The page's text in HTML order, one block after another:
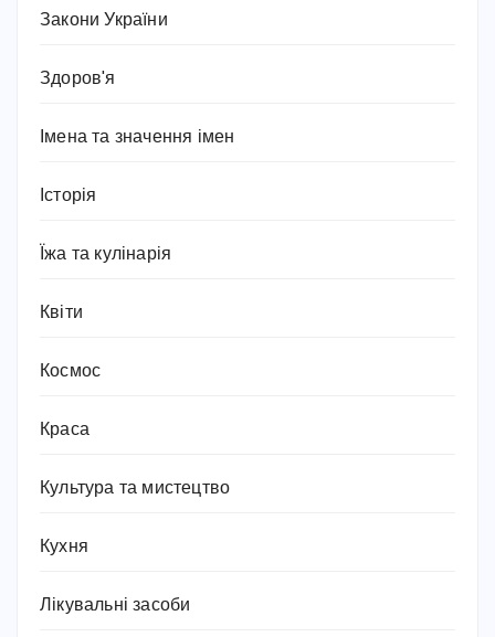
Закони України
Здоров'я
Імена та значення імен
Історія
Їжа та кулінарія
Квіти
Космос
Краса
Культура та мистецтво
Кухня
Лікувальні засоби